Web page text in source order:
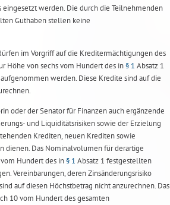
eingesetzt werden. Die durch die Teilnehmenden
Guthaben stellen keine
im Vorgriff auf die Kreditermächtigungen des
Höhe von sechs vom Hundert des in§ 1 Absatz 1
werden. Diese Kredite sind auf die
oder der Senator für Finanzen auch ergänzende
und Liquiditätsrisiken sowie der Erzielung
Krediten, neuen Krediten sowie
dienen. Das Nominalvolumen für derartige
Hundert des in§ 1 Absatz 1 festgestellten
Vereinbarungen, deren Zinsänderungsrisiko
auf diesen Höchstbetrag nicht anzurechnen. Das
10 vom Hundert des gesamten